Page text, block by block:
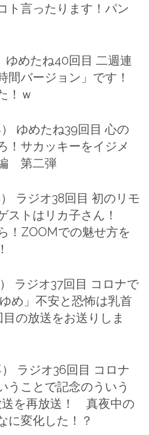
言ったります！パン
ゆめたね40回目 二週連
間バージョン」です！
！ｗ
ゆめたね39回目 心の
！サカッキーをイジメ
第二弾
ラジオ38回目 初のリモ
ストはリカ子さん！
！ZOOMでの魅せ方を
ラジオ37回目 コロナで
め」不安と恐怖は乳首
の放送をお送りしま
ラジオ36回目 コロナ
ことで記念のういう
送を再放送！ 真夜中の
に変化した！？